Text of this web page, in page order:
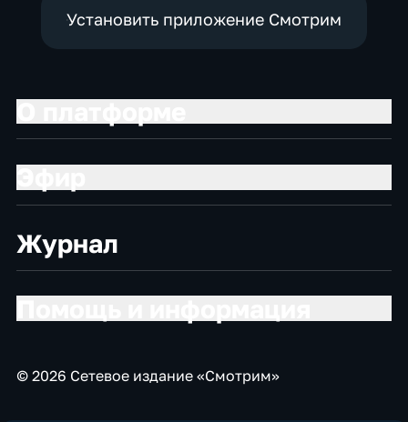
Установить приложение Смотрим
Журнал
© 2026 Сетевое издание «Смотрим»